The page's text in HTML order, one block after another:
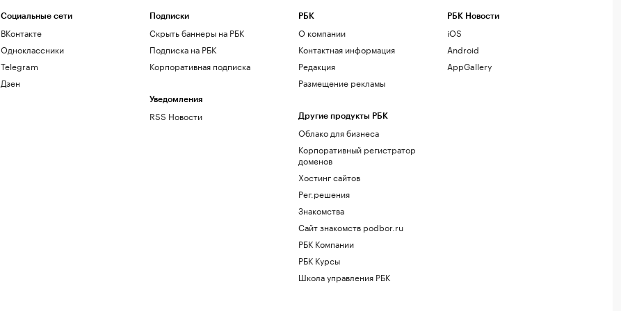
Социальные сети
ВКонтакте
Одноклассники
Telegram
Дзен
Подписки
Скрыть баннеры на РБК
Подписка на РБК
Корпоративная подписка
Уведомления
RSS Новости
РБК
О компании
Контактная информация
Редакция
Размещение рекламы
Другие продукты РБК
Облако для бизнеса
Корпоративный регистратор
доменов
Хостинг сайтов
Рег.решения
Знакомства
Сайт знакомств podbor.ru
РБК Компании
РБК Курсы
Школа управления РБК
РБК Новости
iOS
Android
AppGallery